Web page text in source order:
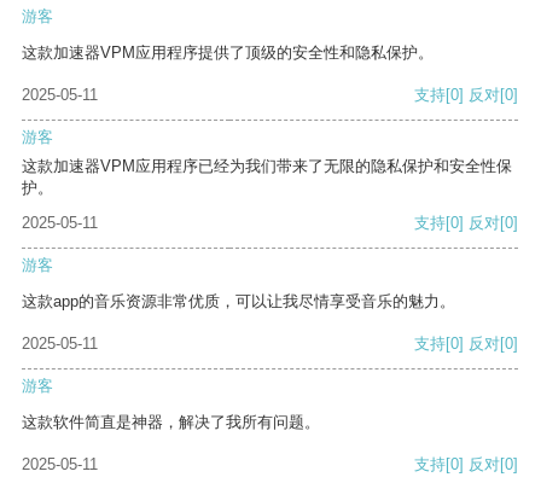
游客
这款加速器VPM应用程序提供了顶级的安全性和隐私保护。
2025-05-11 支持[0] 反对[0]
游客
这款加速器VPM应用程序已经为我们带来了无限的隐私保护和安全性保
护。
2025-05-11
支持[0] 反对[0]
游客
这款app的音乐资源非常优质，可以让我尽情享受音乐的魅力。
2025-05-11 支持[0] 反对[0]
游客
这款软件简直是神器，解决了我所有问题。
2025-05-11 支持[0] 反对[0]